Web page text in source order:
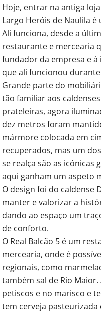
Hoje, entrar na antiga
Largo Heróis de Naulila
Ali funciona, desde a
restaurante e mercearia
fundador da empresa e à
que ali funcionou durante
Grande parte do
tão familiar aos
prateleiras, agora
dez metros foram
mármore colocada em
recuperados, mas um
se realça são as icónicas
aqui ganham um aspeto
O design foi do caldense
manter e valorizar a
dando ao espaço um
de conforto.
O Real Balcão 5 é um
mercearia, onde é
regionais, como
também sal de Rio Maior.
petiscos e no marisco e
tem cerveja